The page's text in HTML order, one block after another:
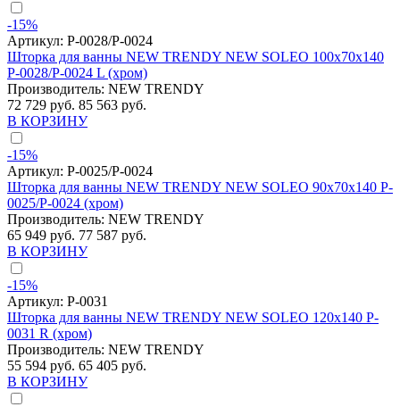
-15%
Артикул: P-0028/P-0024
Шторка для ванны NEW TRENDY NEW SOLEO 100x70x140
P-0028/P-0024 L (хром)
Производитель: NEW TRENDY
72 729 руб. 85 563 руб.
В КОРЗИНУ
-15%
Артикул: P-0025/P-0024
Шторка для ванны NEW TRENDY NEW SOLEO 90x70x140 P-
0025/P-0024 (хром)
Производитель: NEW TRENDY
65 949 руб. 77 587 руб.
В КОРЗИНУ
-15%
Артикул: P-0031
Шторка для ванны NEW TRENDY NEW SOLEO 120x140 P-
0031 R (хром)
Производитель: NEW TRENDY
55 594 руб. 65 405 руб.
В КОРЗИНУ